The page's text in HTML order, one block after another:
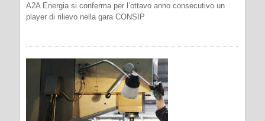
A2A Energia si conferma per l’ottavo anno consecutivo un
player di rilievo nella gara CONSIP